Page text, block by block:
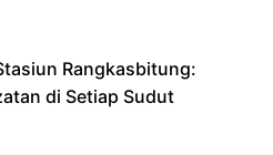
Rangkasbitung:
di Setiap Sudut